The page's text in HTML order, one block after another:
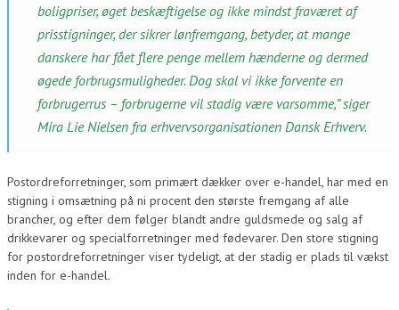
boligpriser, øget beskæftigelse og ikke mindst fraværet af
prisstigninger, der sikrer lønfremgang, betyder, at mange
danskere har fået flere penge mellem hænderne og dermed
øgede forbrugsmuligheder. Dog skal vi ikke forvente en
forbrugerrus – forbrugerne vil stadig være varsomme,” siger
Mira Lie Nielsen fra erhvervsorganisationen Dansk Erhverv.
Postordreforretninger, som primært dækker over e-handel, har med en
stigning i omsætning på ni procent den største fremgang af alle
brancher, og efter dem følger blandt andre guldsmede og salg af
drikkevarer og specialforretninger med fødevarer. Den store stigning
for postordreforretninger viser tydeligt, at der stadig er plads til vækst
inden for e-handel.